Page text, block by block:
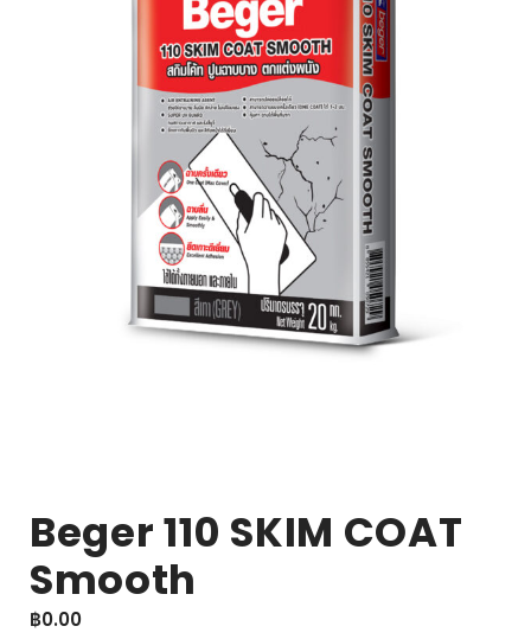
Beger 110 SKIM COAT
Smooth
฿0.00